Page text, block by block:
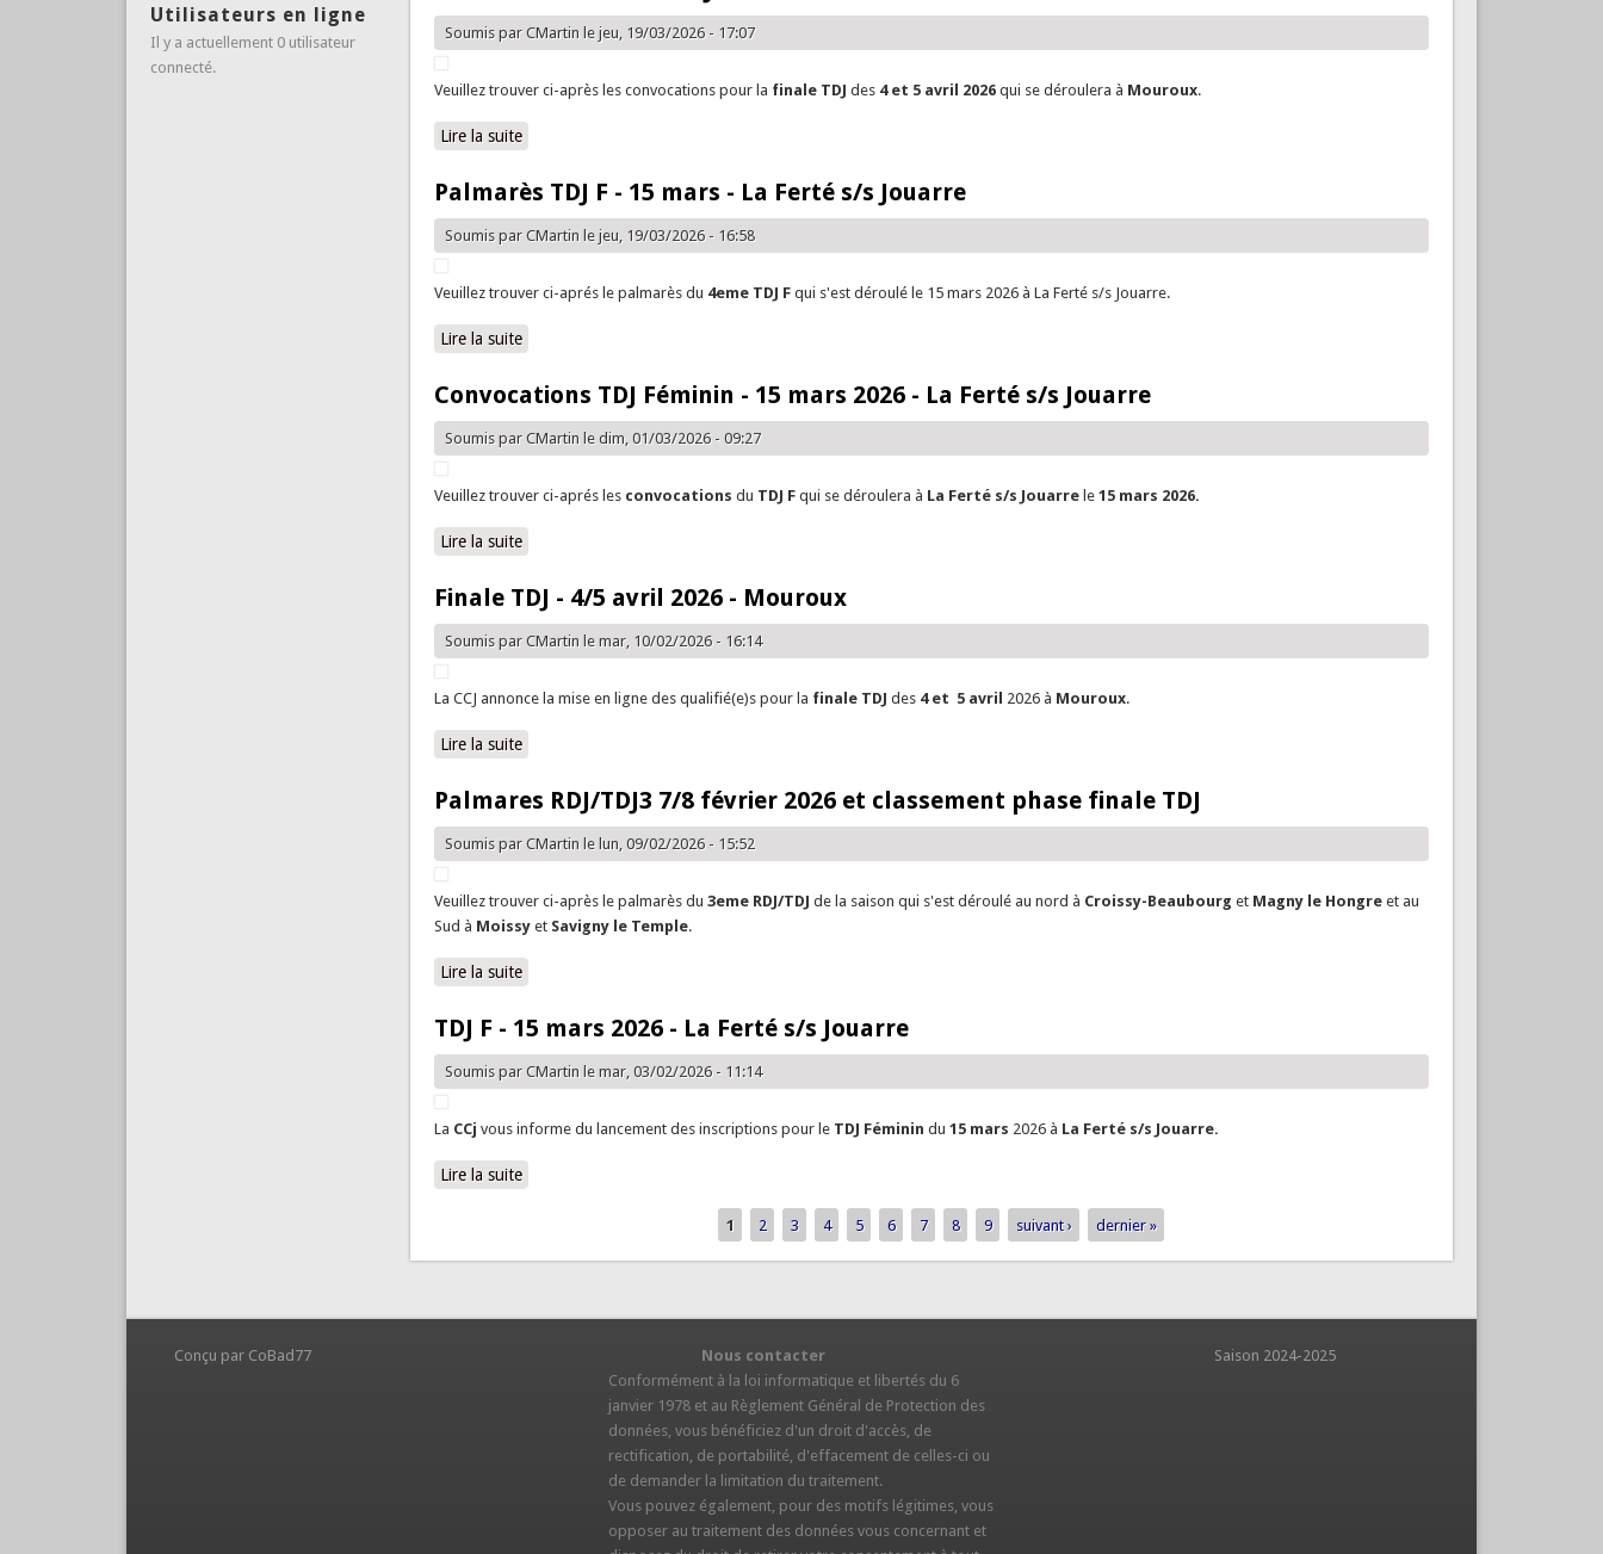
Soumis parCMartin le jeu, 19/03/2026 - 17:07
Veuillez trouver ci-après les convocations pour la finale TDJdes 4 et 5 avril 2026 qui se déroulera à Mouroux.
Lire la suite
Palmarès TDJ F - 15 mars - La Ferté s/s Jouarre
Soumis parCMartin le jeu, 19/03/2026 - 16:58
Veuillez trouver ci-aprés le palmarès du 4eme TDJ F qui s'est déroulé le 15 mars 2026 à La Ferté s/s Jouarre.
Lire la suite
Convocations TDJ Féminin - 15 mars 2026 - La Ferté s/s Jouarre
Soumis parCMartin le dim, 01/03/2026 - 09:27
Veuillez trouver ci-aprés les convocations du TDJ F qui se déroulera à La Ferté s/s Jouarre le15 mars 2026.
Lire la suite
Finale TDJ - 4/5 avril 2026 - Mouroux
Soumis parCMartin le mar, 10/02/2026 - 16:14
La CCJ annonce la mise en ligne des qualifié(e)s pour la finale TDJ des 4 et 5 avril 2026 à Mouroux.
Lire la suite
Palmares RDJ/TDJ3 7/8 février 2026 et classement phase finale TDJ
Soumis parCMartin le lun, 09/02/2026 - 15:52
Veuillez trouver ci-après le palmarès du3eme RDJ/TDJ de la saison qui s'est déroulé au nord à Croissy-Beaubourget Magny le Hongre et au
Sud à Moissyet Savigny le Temple.
Lire la suite
TDJ F - 15 mars 2026 - La Ferté s/s Jouarre
Soumis parCMartin le mar, 03/02/2026 - 11:14
La CCjvous informe du lancement des inscriptions pour le TDJ Féminin du15 mars 2026 à La Ferté s/s Jouarre.
Lire la suite
1 2 3 4 5 6 7 8 9 suivant › dernier »
Utilisateurs en ligne
Il y a actuellement 0 utilisateur
connecté.
Conçu par CoBad77
Nous contacter
Conformément à la loi informatique et libertés du 6
janvier 1978 et au Règlement Général de Protection des
données, vous bénéficiez d'un droit d'accès, de
rectification, de portabilité, d'effacement de celles-ci ou
de demander la limitation du traitement.
Vous pouvez également, pour des motifs légitimes, vous
opposer au traitement des données vous concernant et
Saison 2024-2025